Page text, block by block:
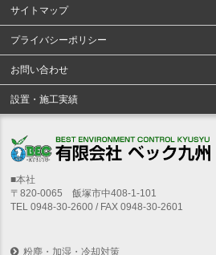
サイトマップ
プライバシーポリシー
お問い合わせ
設置・施工実績
■本社
〒820-0065 飯塚市中408-1-101
TEL 0948-30-2600 / FAX 0948-30-2601
粉塵・加湿・冷却対策